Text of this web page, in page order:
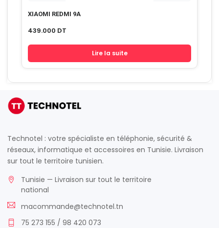
XIAOMI REDMI 9A
439.000 DT
Lire la suite
Technotel : votre spécialiste en téléphonie, sécurité &
réseaux, informatique et accessoires en Tunisie. Livraison
sur tout le territoire tunisien.
Tunisie — Livraison sur tout le territoire
national
macommande@technotel.tn
75 273 155 / 98 420 073